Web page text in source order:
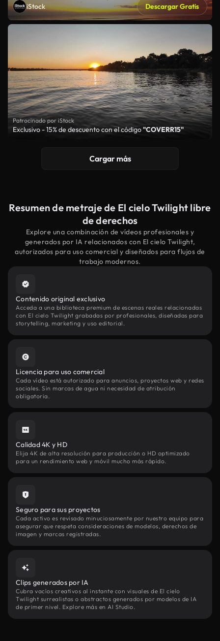
iStock Descargar Gratis
Patrocinado por iStock
Exclusivo - 15% de descuento con el código"COVERR15"
Cargar más
Resumen de metraje de El cielo Twilight libre
de derechos
Explore una combinación de vídeos profesionales y
generados por IA relacionados con El cielo Twilight,
autorizados para uso comercial y diseñados para flujos de
trabajo modernos.
Contenido original exclusivo
Acceda a una biblioteca premium de escenas reales relacionadas
con El cielo Twilight grabadas por profesionales, diseñadas para
storytelling, marketing y uso editorial.
Licencia para uso comercial
Cada vídeo está autorizado para anuncios, proyectos web y redes
sociales. Sin marcas de agua ni necesidad de atribución
obligatoria.
Calidad 4K y HD
Elija 4K de alta resolución para producción o HD optimizado
para un rendimiento web y móvil mucho más rápido.
Seguro para sus proyectos
Cada activo es revisado minuciosamente por nuestro equipo para
asegurar que respeta consideraciones de modelos, derechos de
imagen y marcas registradas.
Clips generados por IA
Cubra vacíos creativos al instante con visuales de El cielo
Twilight surrealistas o abstractos generados por modelos de IA
de primer nivel. Explore más en AI Studio.